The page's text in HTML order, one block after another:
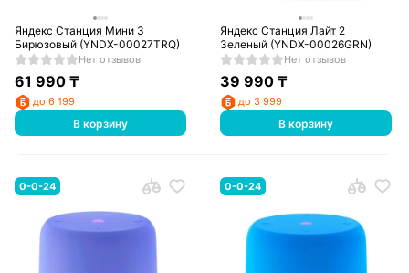
Яндекс Станция Мини 3
Бирюзовый (YNDX-00027TRQ)
Нет отзывов
61 990₸
до 6 199
В корзину
Яндекс Станция Лайт 2
Зеленый (YNDX-00026GRN)
Нет отзывов
39 990 ₸
до 3 999
В корзину
0-0-24 0-0-24